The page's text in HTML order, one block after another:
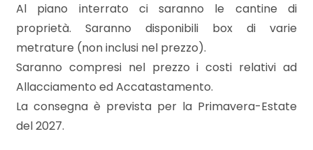
Al piano interrato ci saranno le cantine di
proprietà. Saranno disponibili box di varie
metrature (non inclusi nel prezzo).
Saranno compresi nel prezzo i costi relativi ad
Allacciamento ed Accatastamento.
La consegna è prevista per la Primavera-Estate
del 2027.
2
3